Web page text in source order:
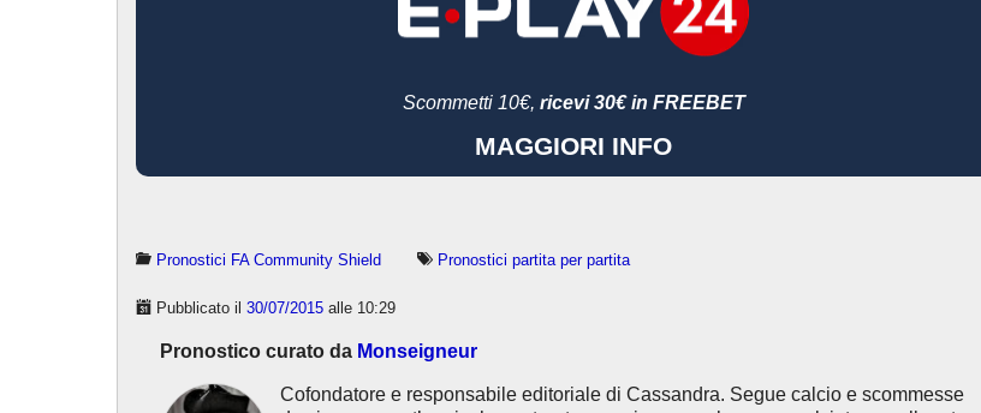
Scommetti 10€, ricevi 30€ in FREEBET
MAGGIORI INFO
Pronostici FA Community Shield Pronostici partita per partita
Pubblicato il 30/07/2015 alle 10:29
Pronostico curato da Monseigneur
Cofondatore e responsabile editoriale di Cassandra. Segue calcio e scommesse